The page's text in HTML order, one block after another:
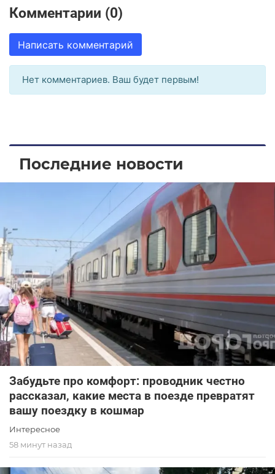
Комментарии (0)
Написать комментарий
Нет комментариев. Ваш будет первым!
Последние новости
Забудьте про комфорт: проводник честно
рассказал, какие места в поезде превратят
вашу поездку в кошмар
Интересное
58 минут назад